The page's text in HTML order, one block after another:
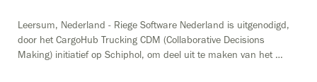
Leersum, Nederland - Riege Software Nederland is uitgenodigd,
door het CargoHub Trucking CDM (Collaborative Decisions
Making) initiatief op Schiphol, om deel uit te maken van het …